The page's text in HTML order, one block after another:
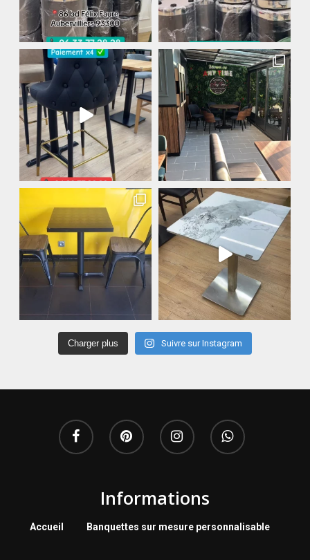
Charger plus Suivre sur Instagram
Informations
Accueil Banquettes sur mesure personnalisable